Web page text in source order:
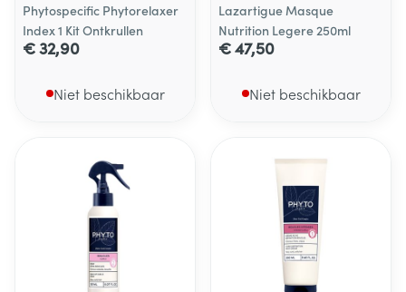
Phytospecific Phytorelaxer
Index 1 Kit Ontkrullen
€ 32,90
Niet beschikbaar
Lazartigue Masque
Nutrition Legere 250ml
€ 47,50
Niet beschikbaar